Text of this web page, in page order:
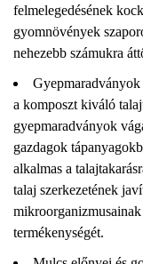
felmelegedésének
gyomnövények
nehezebb számukra
Gyepmaradványok
a komposzt kiváló
gyepmaradványok
gazdagok
alkalmas a
talaj szerkezetének
termékenységét.